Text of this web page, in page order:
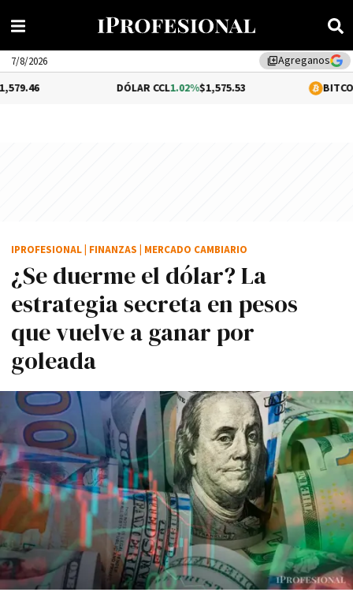
library_addAgreganos
7/8/2026
1.02%$1,575.53 -0.32%
¿Se duerme el dólar? La
estrategia secreta en pesos
que vuelve a ganar por
goleada
IPROFESIONAL FINANZAS MERCADO CAMBIARIO